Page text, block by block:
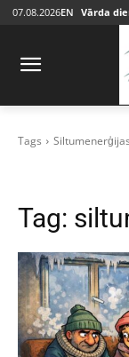
07.08.2026EN Vārda
Tags
Tag: